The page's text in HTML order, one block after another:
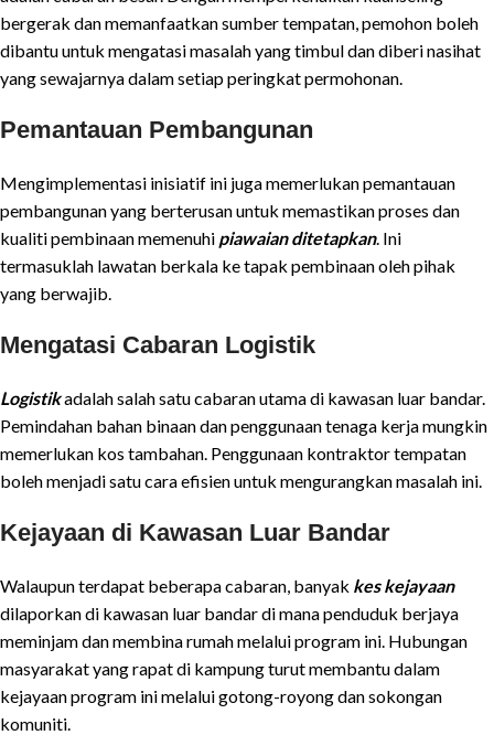
bergerak dan memanfaatkan sumber tempatan, pemohon boleh
dibantu untuk mengatasi masalah yang timbul dan diberi nasihat
yang sewajarnya dalam setiap peringkat permohonan.
Pemantauan Pembangunan
Mengimplementasi inisiatif ini juga memerlukan pemantauan
pembangunan yang berterusan untuk memastikan proses dan
kualiti pembinaan memenuhi piawaian ditetapkan. Ini
termasuklah lawatan berkala ke tapak pembinaan oleh pihak
yang berwajib.
Mengatasi Cabaran Logistik
Logistikadalah salah satu cabaran utama di kawasan luar bandar.
Pemindahan bahan binaan dan penggunaan tenaga kerja mungkin
memerlukan kos tambahan. Penggunaan kontraktor tempatan
boleh menjadi satu cara efisien untuk mengurangkan masalah ini.
Kejayaan di Kawasan Luar Bandar
Walaupun terdapat beberapa cabaran, banyak kes kejayaan
dilaporkan di kawasan luar bandar di mana penduduk berjaya
meminjam dan membina rumah melalui program ini. Hubungan
masyarakat yang rapat di kampung turut membantu dalam
kejayaan program ini melalui gotong-royong dan sokongan
komuniti.